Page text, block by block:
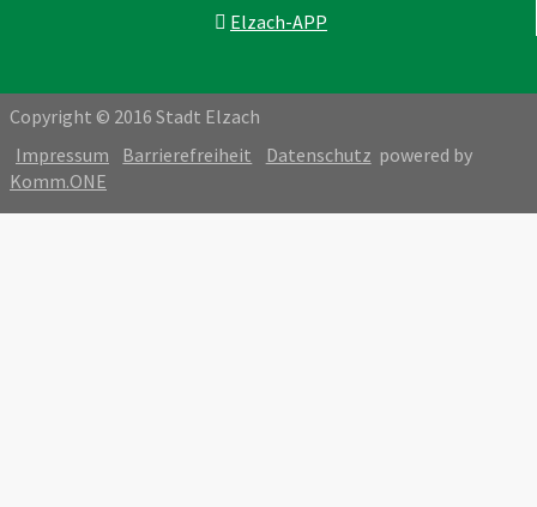
Elzach-APP
Copyright © 2016 Stadt Elzach
Impressum
Barrierefreiheit Datenschutz powered by
Komm.ONE